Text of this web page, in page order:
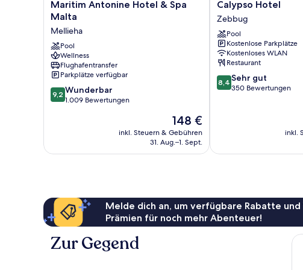
Maritim
Antonine
&
Spa
Malta
Mellieha
Maritim Antonine Hotel & Spa
Malta
Mellieha
Pool
Wellness
Flughafentransfer
Parkplätze verfügbar
9.2
von
9,2 Wunderbar
1.009 Bewertungen
Der
Preis
beträgt
148 €
inkl. Steuern & Gebühren
31. Aug.–1. Sept.
Calypso
Hotel
Zebbug
Calypso Hotel
Zebbug
Pool
Kostenlose Parkplätze
Kostenloses WLAN
Restaurant
8.4
von
8,4 Sehr gut
350 Bewertungen
inkl.
Melde dich an, um verfügbare Rabatte
Prämien für noch mehr Abenteuer!
Zur Gegend